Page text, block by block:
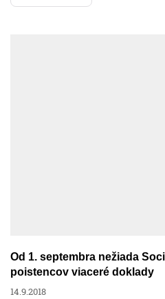
Od 1. septembra nežiada
poistencov viaceré doklady
14.9.2018